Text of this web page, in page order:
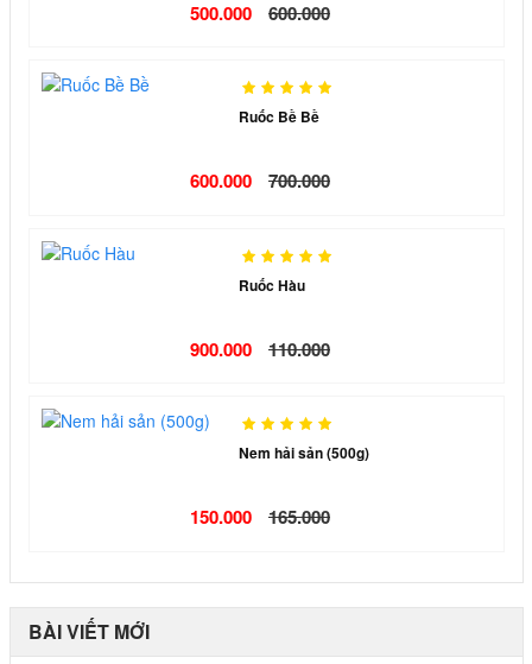
500.000 600.000
Ruốc Bề Bề
600.000 700.000
Ruốc Hàu
900.000 110.000
Nem hải sản (500g)
150.000 165.000
BÀI VIẾT MỚI